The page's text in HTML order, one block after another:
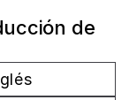
de